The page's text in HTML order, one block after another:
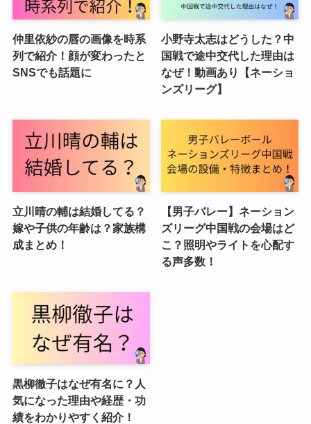
仲里依紗の唇の画像を時系
列で紹介！顔が変わったと
SNSでも話題に
小野寺太志はどうした？中
国戦で途中交代した理由は
なぜ！動画あり【ネーショ
ンズリーグ】
立川晴の輔は結婚してる？
嫁や子供の年齢は？家族構
成まとめ！
【男子バレー】ネーション
ズリーグ中国戦の会場はど
こ？照明やライトを心配す
る声多数！
黒柳徹子はなぜ有名に？人
気になった理由や経歴・功
績をわかりやすく紹介！